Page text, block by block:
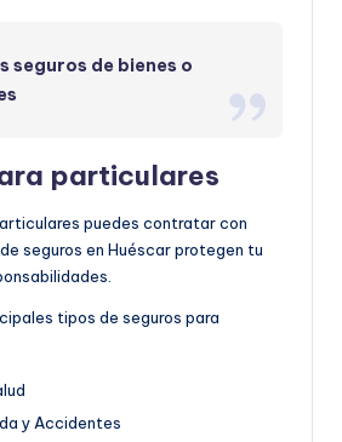
seguros de bienes o
particulares
puedes contratar con
seguros en Huéscar protegen tu
tipos de seguros para
y Accidentes